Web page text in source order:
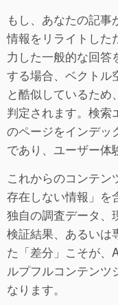
もし、あなたの記
情報をリライトした
力した一般的な回答
する場合、ベクトル
と酷似しているため
判定されます。検索
のページをインデッ
であり、ユーザー体
これからのコンテン
存在しない情報」を
独自の調査データ、
検証結果、あるいは
た「差分」こそが、
ルプフルコンテンツ
なります。